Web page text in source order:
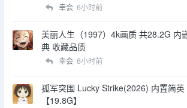
幸会 6小时前
美丽人生（1997）4k画质 共28.2G 内
典 收藏品质
幸会 6小时前
孤军突围 Lucky Strike(2026) 内置简
【19.8G】